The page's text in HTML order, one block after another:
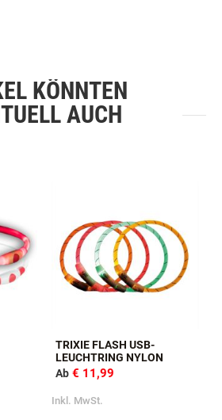
KÖNNTEN
AUCH
TRIXIE FLASH USB-
LEUCHTRING NYLON
Ab € 11,99
Inkl. MwSt.